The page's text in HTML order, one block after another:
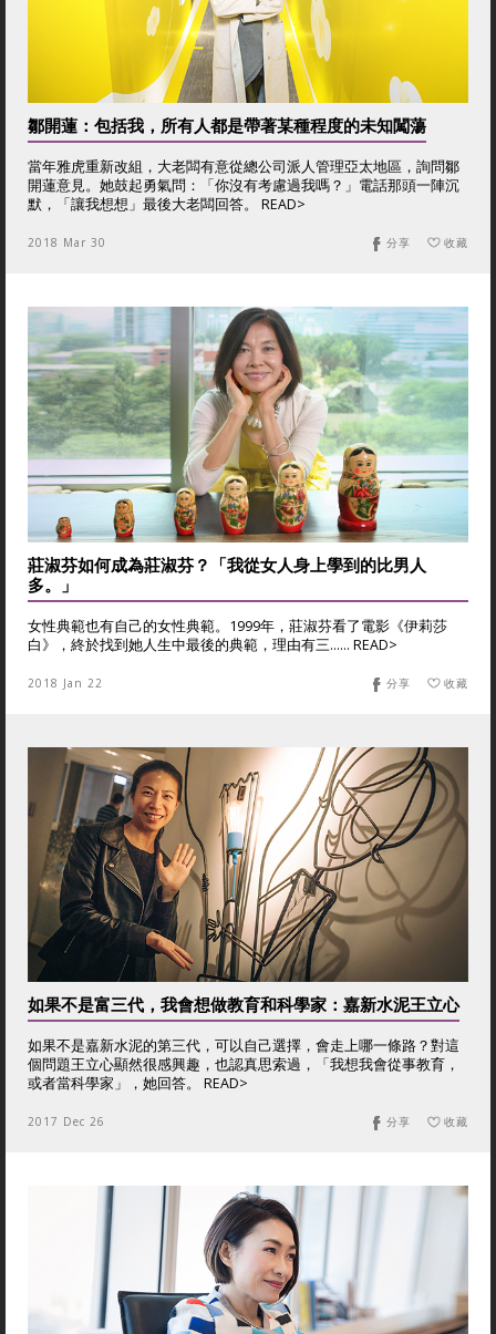
鄒開蓮：包括我，所有人都是帶著某種程度的未知闖蕩
當年雅虎重新改組，大老闆有意從總公司派人管理亞太地區，詢問鄒
開蓮意見。她鼓起勇氣問：「你沒有考慮過我嗎？」電話那頭一陣沉
默，「讓我想想」最後大老闆回答。 READ>
2018 Mar 30 收藏
分享
莊淑芬如何成為莊淑芬？「我從女人身上學到的比男人
多。」
女性典範也有自己的女性典範。1999年，莊淑芬看了電影《伊莉莎
白》，終於找到她人生中最後的典範，理由有三...... READ>
2018 Jan 22 收藏
分享
如果不是富三代，我會想做教育和科學家：嘉新水泥王立心
如果不是嘉新水泥的第三代，可以自己選擇，會走上哪一條路？對這
個問題王立心顯然很感興趣，也認真思索過，「我想我會從事教育，
或者當科學家」，她回答。 READ>
2017 Dec 26 收藏
分享